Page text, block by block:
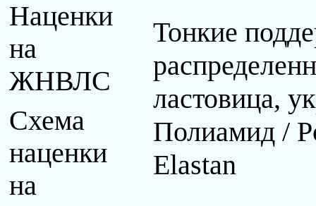
Наценки
на
ЖНВЛС
Схема
наценки
на
Тонкие
ластовица,
Полиамид /
Elastan